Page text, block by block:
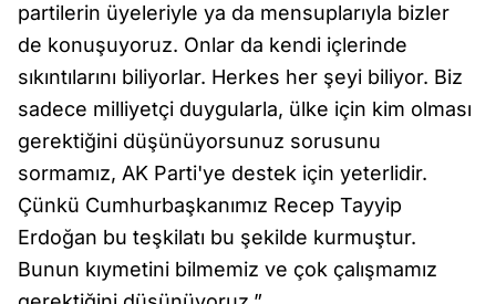
partilerin üyeleriyle ya da mensuplarıyla bizler
de konuşuyoruz. Onlar da kendi içlerinde
sıkıntılarını biliyorlar. Herkes her şeyi biliyor. Biz
sadece milliyetçi duygularla, ülke için kim olması
gerektiğini düşünüyorsunuz sorusunu
sormamız, AK Parti'ye destek için yeterlidir.
Çünkü Cumhurbaşkanımız Recep Tayyip
Erdoğan bu teşkilatı bu şekilde kurmuştur.
Bunun kıymetini bilmemiz ve çok çalışmamız